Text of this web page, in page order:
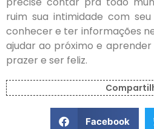
ruim sua intimidade com
conhecer e ter informações
ajudar ao próximo e
prazer e ser feliz.
Facebook